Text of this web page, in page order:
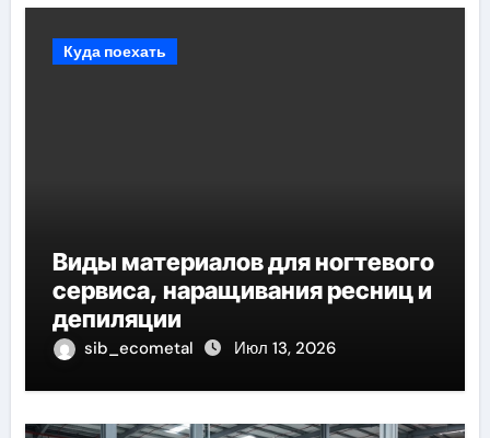
Куда поехать
Виды материалов для ногтевого
сервиса, наращивания ресниц и
депиляции
sib_ecometal Июл 13, 2026